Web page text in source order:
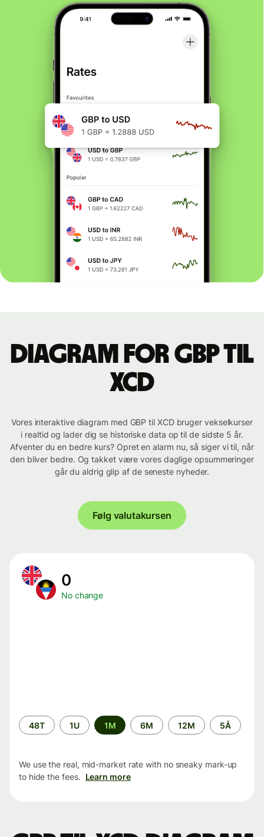
Diagram for GBP til
XCD
Vores interaktive diagram med GBP til XCD bruger vekselkurser
i realtid og lader dig se historiske data op til de sidste 5 år.
Afventer du en bedre kurs? Opret en alarm nu, så siger vi til, når
den bliver bedre. Og takket være vores daglige opsummeringer
går du aldrig glip af de seneste nyheder.
Følg valutakursen
0
No change
Time
period
48T 1U 1M 6M 12M 5Å
We use the real, mid-market rate with no sneaky mark-up
to hide the fees. Learn more